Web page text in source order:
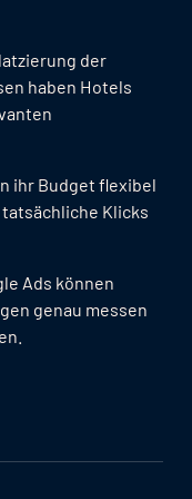
der
haben Hotels
ihr Budget flexibel
Klicks
Ads können
genau messen